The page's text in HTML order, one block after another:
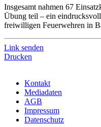
Insgesamt nahmen 67
Übung teil – ein
freiwilligen Feuerwehren in
Link senden
Drucken
Kontakt
Mediadaten
AGB
Impressum
Datenschutz